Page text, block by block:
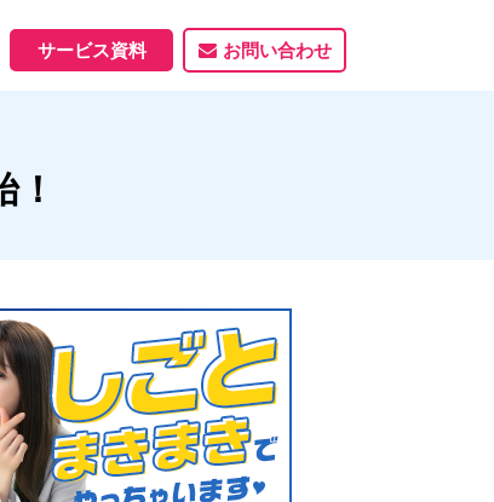
サービス資料 お問い合わせ